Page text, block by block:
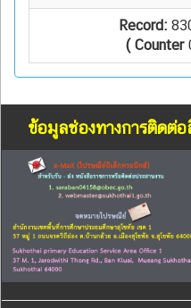
Record:
( Counter
ข้อมูลช่องทางการติดต่